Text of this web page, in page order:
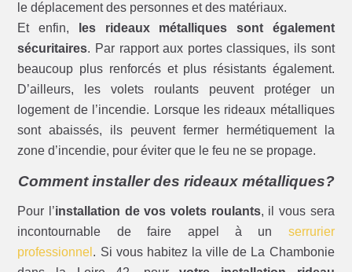
le déplacement des personnes et des matériaux.
Et enfin,
les rideaux métalliques sont également
sécuritaires. Par rapport aux portes classiques, ils sont
beaucoup plus renforcés et plus résistants également.
D’ailleurs, les volets roulants peuvent protéger un
logement de l’incendie. Lorsque les rideaux métalliques
sont abaissés, ils peuvent fermer hermétiquement la
zone d’incendie, pour éviter que le feu ne se propage.
Comment installer des rideaux métalliques?
Pour l’installation de vos volets roulants, il vous sera
incontournable de faire appel à un serrurier
professionnel . Si vous habitez la ville de La Chambonie